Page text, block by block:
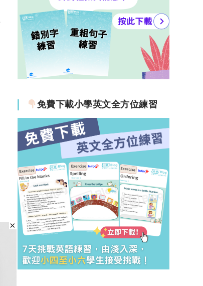
免費下載小學英文全方位練習